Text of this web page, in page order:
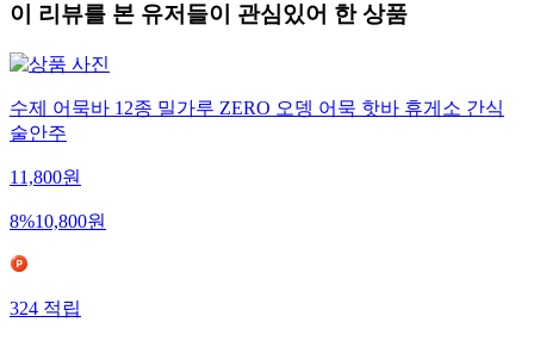
이 리뷰를 본 유저들이 관심있어 한 상품
수제 어묵바 12종 밀가루 ZERO 오뎅 어묵 핫바 휴게소 간식
술안주
11,800원
8%10,800원
324 적립